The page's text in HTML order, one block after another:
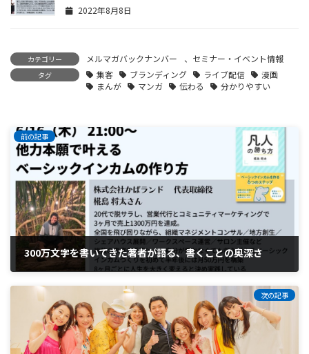
2022年8月8日
カテゴリー メルマガバックナンバー 、 セミナー・イベント情報
タグ 集客 ブランディング ライブ配信
漫画
まんが
マンガ 伝わる 分かりやすい
前の記事
300万文字を書いてきた著者が語る、書くことの奥深さ
2022年6月15日
次の記事